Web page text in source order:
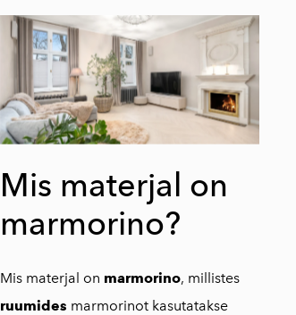
Mis materjal on
marmorino?
Mis materjal on marmorino, millistes
ruumides marmorinot kasutatakse